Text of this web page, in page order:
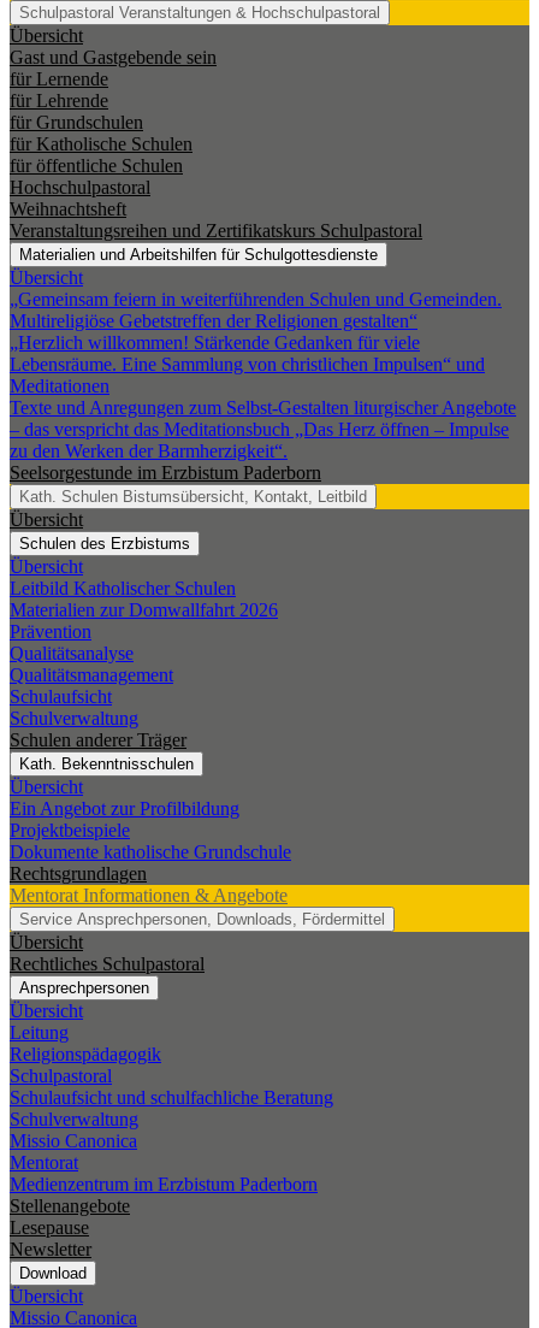
Schulpastoral Veranstaltungen & Hochschulpastoral
Übersicht
Gast und Gastgebende sein
für Lernende
für Lehrende
für Grundschulen
für Katholische Schulen
für öffentliche Schulen
Hochschulpastoral
Weihnachtsheft
Veranstaltungsreihen und Zertifikatskurs Schulpastoral
Materialien und Arbeitshilfen für Schulgottesdienste
Übersicht
„Gemeinsam feiern in weiterführenden Schulen und Gemeinden.
Multireligiöse Gebetstreffen der Religionen gestalten“
„Herzlich willkommen! Stärkende Gedanken für viele
Lebensräume. Eine Sammlung von christlichen Impulsen“ und
Meditationen
Texte und Anregungen zum Selbst-Gestalten liturgischer Angebote
– das verspricht das Meditationsbuch „Das Herz öffnen – Impulse
zu den Werken der Barmherzigkeit“.
Seelsorgestunde im Erzbistum Paderborn
Kath. Schulen Bistumsübersicht, Kontakt, Leitbild
Übersicht
Schulen des Erzbistums
Übersicht
Leitbild Katholischer Schulen
Materialien zur Domwallfahrt 2026
Prävention
Qualitätsanalyse
Qualitätsmanagement
Schulaufsicht
Schulverwaltung
Schulen anderer Träger
Kath. Bekenntnisschulen
Übersicht
Ein Angebot zur Profilbildung
Projektbeispiele
Dokumente katholische Grundschule
Rechtsgrundlagen
Mentorat Informationen & Angebote
Service Ansprechpersonen, Downloads, Fördermittel
Übersicht
Rechtliches Schulpastoral
Ansprechpersonen
Übersicht
Leitung
Religionspädagogik
Schulpastoral
Schulaufsicht und schulfachliche Beratung
Schulverwaltung
Missio Canonica
Mentorat
Medienzentrum im Erzbistum Paderborn
Stellenangebote
Lesepause
Newsletter
Download
Übersicht
Missio Canonica